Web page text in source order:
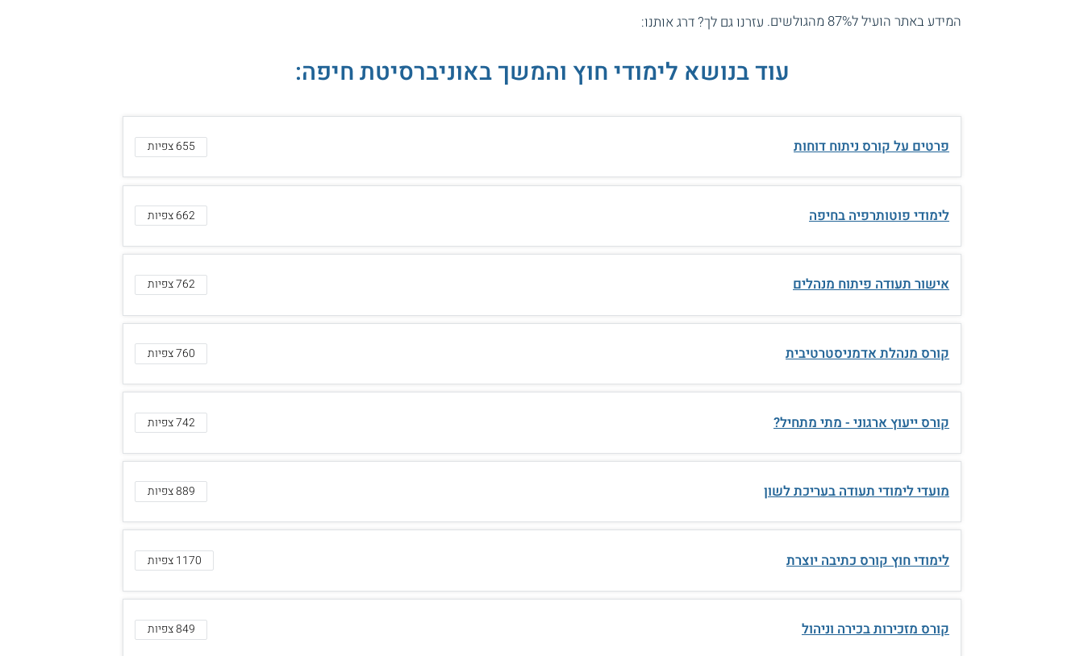
המידע באתר הועיל ל87% מהגולשים. עזרנו גם לך? דרג אותנו:
עוד בנושא לימודי חוץ והמשך באוניברסיטת חיפה:
פרטים על קורס ניתוח דוחות 655 צפיות
לימודי פוטותרפיה בחיפה 662 צפיות
אישור תעודה פיתוח מנהלים 762 צפיות
קורס מנהלת אדמניסטרטיבית 760 צפיות
קורס ייעוץ ארגוני - מתי מתחיל? 742 צפיות
מועדי לימודי תעודה בעריכת לשון 889 צפיות
לימודי חוץ קורס כתיבה יוצרת 1170 צפיות
קורס מזכירות בכירה וניהול 849 צפיות